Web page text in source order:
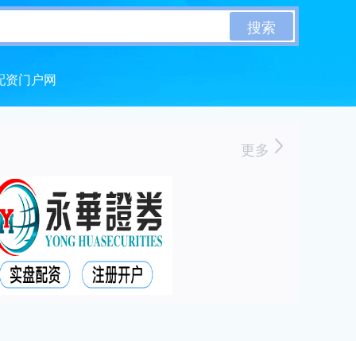
搜索
资门户网
更多